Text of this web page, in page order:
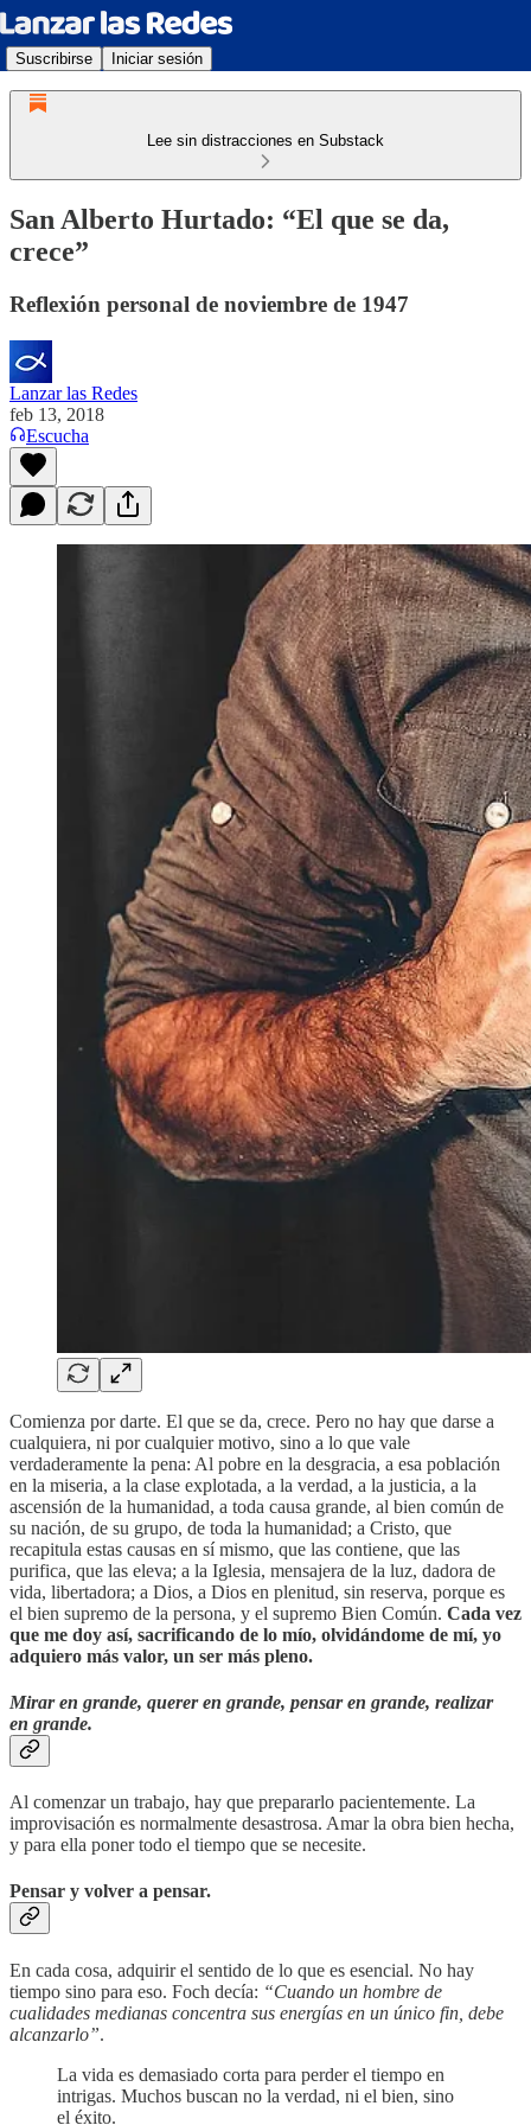
Suscribirse Iniciar sesión
Lee sin distracciones en Substack
San Alberto Hurtado: “El que se da,
crece”
Reflexión personal de noviembre de 1947
Lanzar las Redes
feb 13, 2018
Escucha
Comienza por darte. El que se da, crece. Pero no hay que darse a
cualquiera, ni por cualquier motivo, sino a lo que vale
verdaderamente la pena: Al pobre en la desgracia, a esa población
en la miseria, a la clase explotada, a la verdad, a la justicia, a la
ascensión de la humanidad, a toda causa grande, al bien común de
su nación, de su grupo, de toda la humanidad; a Cristo, que
recapitula estas causas en sí mismo, que las contiene, que las
purifica, que las eleva; a la Iglesia, mensajera de la luz, dadora de
vida, libertadora; a Dios, a Dios en plenitud, sin reserva, porque es
el bien supremo de la persona, y el supremo Bien Común. Cada vez
que me doy así, sacrificando de lo mío, olvidándome de mí, yo
adquiero más valor, un ser más pleno.
Mirar en grande, querer en grande, pensar en grande, realizar
en grande.
Al comenzar un trabajo, hay que prepararlo pacientemente. La
improvisación es normalmente desastrosa. Amar la obra bien hecha,
y para ella poner todo el tiempo que se necesite.
Pensar y volver a pensar.
En cada cosa, adquirir el sentido de lo que es esencial. No hay
tiempo sino para eso. Foch decía: “Cuando un hombre de
cualidades medianas concentra sus energías en un único fin, debe
alcanzarlo”.
La vida es demasiado corta para perder el tiempo en
intrigas. Muchos buscan no la verdad, ni el bien, sino
el éxito.